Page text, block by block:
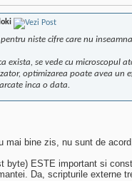
niste cifre care nu
exista, se vede cu microscopul
optimizarea poate avea un
inca o data.
mai bine zis, nu sunt de
byte) ESTE important si
Da, scripturile externe